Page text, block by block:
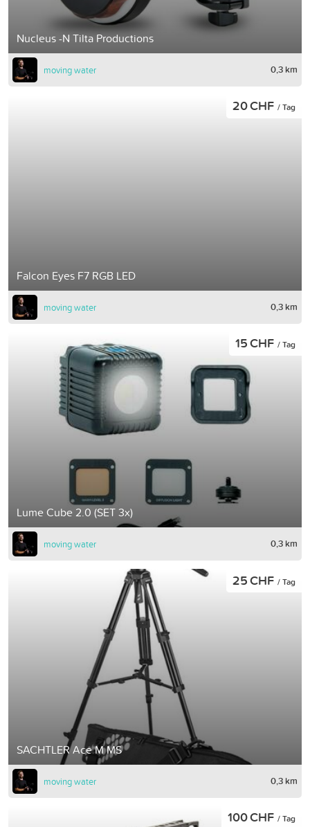
Nucleus -N Tilta Productions
moving water 0,3 km
Falcon Eyes F7 RGB LED
20 CHF / Tag
moving water 0,3 km
Lume Cube 2.0 (SET 3x)
15 CHF / Tag
moving water 0,3 km
SACHTLER Ace M MS
25 CHF / Tag
moving water 0,3 km
100 CHF / Tag